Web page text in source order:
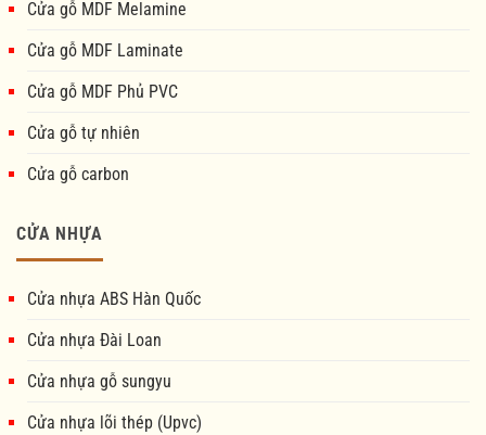
Cửa gỗ MDF Melamine
Cửa gỗ MDF Laminate
Cửa gỗ MDF Phủ PVC
Cửa gỗ tự nhiên
Cửa gỗ carbon
CỬA NHỰA
Cửa nhựa ABS Hàn Quốc
Cửa nhựa Đài Loan
Cửa nhựa gỗ sungyu
Cửa nhựa lõi thép (Upvc)